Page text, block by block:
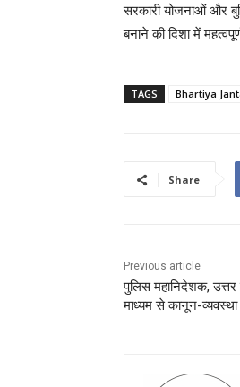
सरकारी योजनाओं और
बनाने की दिशा में
TAGS Bhartiya
Share
Previous article
पुलिस महानिदेशक, उत्तर
माध्यम से कानून-व्यवस्था